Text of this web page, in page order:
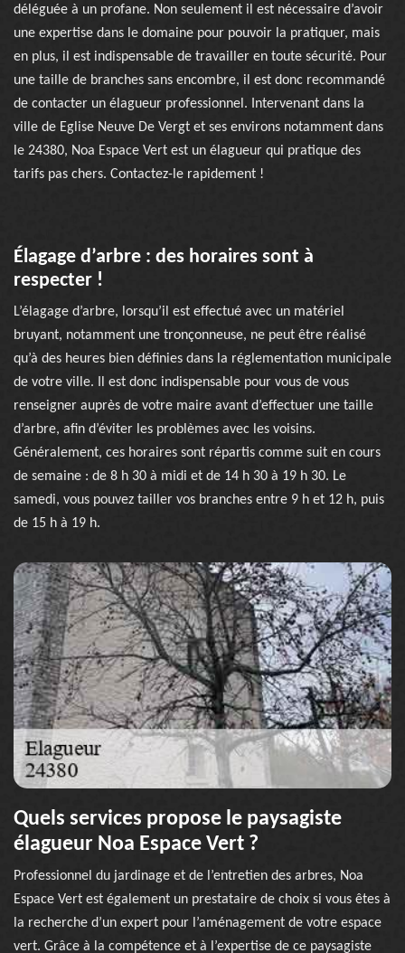
déléguée à un profane. Non seulement il est nécessaire d’avoir
une expertise dans le domaine pour pouvoir la pratiquer, mais
en plus, il est indispensable de travailler en toute sécurité. Pour
une taille de branches sans encombre, il est donc recommandé
de contacter un élagueur professionnel. Intervenant dans la
ville de Eglise Neuve De Vergt et ses environs notamment dans
le 24380, Noa Espace Vert est un élagueur qui pratique des
tarifs pas chers. Contactez-le rapidement !
Élagage d’arbre : des horaires sont à
respecter !
L’élagage d’arbre, lorsqu’il est effectué avec un matériel
bruyant, notamment une tronçonneuse, ne peut être réalisé
qu’à des heures bien définies dans la réglementation municipale
de votre ville. Il est donc indispensable pour vous de vous
renseigner auprès de votre maire avant d’effectuer une taille
d’arbre, afin d’éviter les problèmes avec les voisins.
Généralement, ces horaires sont répartis comme suit en cours
de semaine : de 8 h 30 à midi et de 14 h 30 à 19 h 30. Le
samedi, vous pouvez tailler vos branches entre 9 h et 12 h, puis
de 15 h à 19 h.
Quels services propose le paysagiste
élagueur Noa Espace Vert ?
Professionnel du jardinage et de l’entretien des arbres, Noa
Espace Vert est également un prestataire de choix si vous êtes à
la recherche d’un expert pour l’aménagement de votre espace
vert. Grâce à la compétence et à l’expertise de ce paysagiste